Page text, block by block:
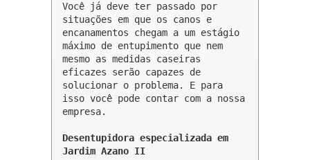
Você já deve ter passado por
situações em que os canos e
encanamentos chegam a um estágio
máximo de entupimento que nem
mesmo as medidas caseiras
eficazes serão capazes de
solucionar o problema. E para
isso você pode contar com a nossa
empresa.
Desentupidora especializada em
Jardim Azano II